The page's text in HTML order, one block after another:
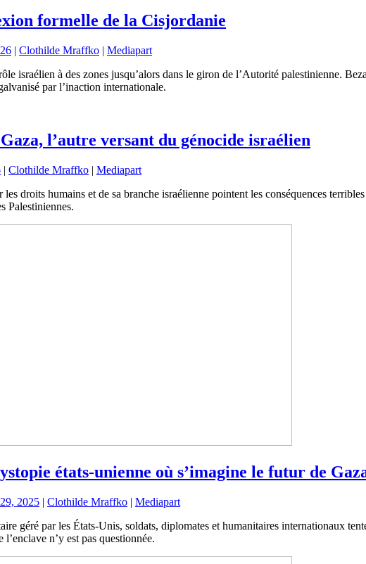
formelle de la Cisjordanie
| Clothilde Mraffko | Mediapart
israélien à des zones jusqu’alors dans le giron de l’Autorité palestinienne.
par l’inaction internationale.
l’autre versant du génocide israélien
| Clothilde Mraffko | Mediapart
droits humains et de sa branche israélienne pointent les conséquences
Palestiniennes.
états-unienne où s’imagine le futur de
2025 | Clothilde Mraffko | Mediapart
géré par les États-Unis, soldats, diplomates et humanitaires internationaux
n’y est pas questionnée.